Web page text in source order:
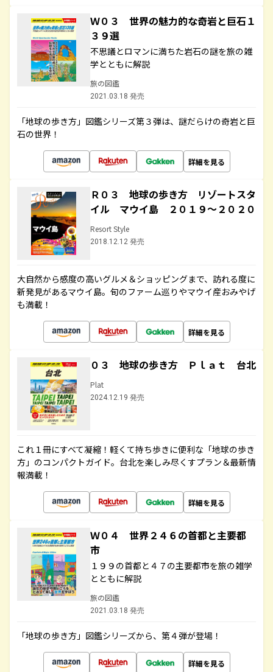
Ｗ０３ 世界の魅力的な奇岩と巨石１
３９選
不思議とロマンに満ちた岩石の謎を旅の雑
学とともに解説
旅の図鑑
2021.03.18 発売
「地球の歩き方」図鑑シリーズ第３弾は、謎だらけの奇岩と巨
石の世界！
詳細を見る
Ｒ０３ 地球の歩き方 リゾートスタ
イル マウイ島 ２０１９～２０２０
Resort Style
2018.12.12 発売
大自然から感度の高いグルメ＆ショッピングまで、訪れる度に
新発見があるマウイ島。旬のファーム巡りやマウイ産おみやげ
も満載！
詳細を見る
０３ 地球の歩き方 Ｐｌａｔ 台北
Plat
2024.12.19 発売
これ１冊にすべて凝縮！軽くて持ち歩きに便利な「地球の歩き
方」のコンパクトガイド。台北を楽しみ尽くすプラン＆最新情
報満載！
詳細を見る
Ｗ０４ 世界２４６の首都と主要都
市
１９９の首都と４７の主要都市を旅の雑学
とともに解説
旅の図鑑
2021.03.18 発売
「地球の歩き方」図鑑シリーズから、第４弾が登場！
詳細を見る